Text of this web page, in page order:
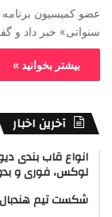
عضو کمیسیون برنامه
سنواتی» خبر داد
بیشتر بخوانید »
آخرین اخبار
انواع قاب بندی
لوکس، فوری و
شکست تیم هندبال